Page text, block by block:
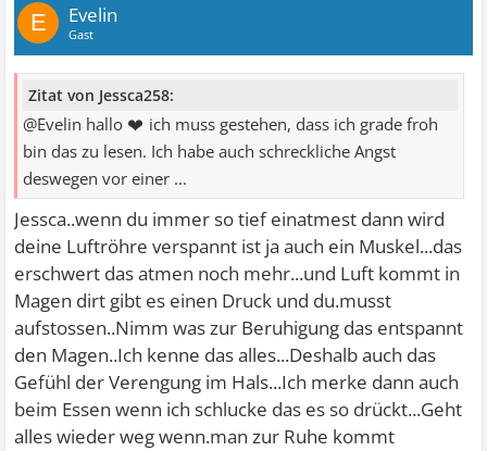
E Evelin
Gast
Zitat von Jessca258:
@Evelin hallo ❤ ich muss gestehen, dass ich grade froh
bin das zu lesen. Ich habe auch schreckliche Angst
deswegen vor einer ...
Jessca..wenn du immer so tief einatmest dann wird
deine Luftröhre verspannt ist ja auch ein Muskel...das
erschwert das atmen noch mehr...und Luft kommt in
Magen dirt gibt es einen Druck und du.musst
aufstossen..Nimm was zur Beruhigung das entspannt
den Magen..Ich kenne das alles...Deshalb auch das
Gefühl der Verengung im Hals...Ich merke dann auch
beim Essen wenn ich schlucke das es so drückt...Geht
alles wieder weg wenn.man zur Ruhe kommt